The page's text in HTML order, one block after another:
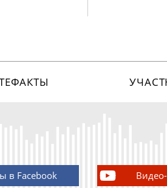
в Facebook